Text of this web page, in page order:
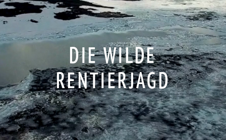
DIE WILDE
RENTIERJAGD